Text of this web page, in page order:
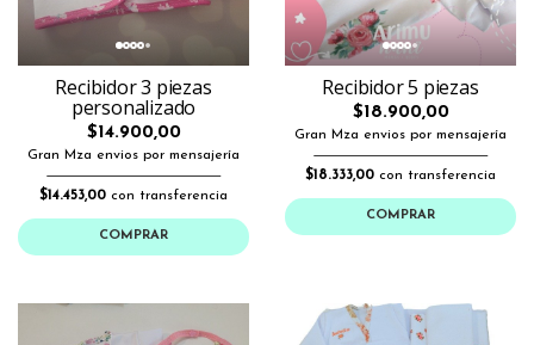
Recibidor 3 piezas
personalizado
$14.900,00
Gran Mza envios por mensajería
$14.453,00 con transferencia
COMPRAR
Recibidor 5 piezas
$18.900,00
Gran Mza envios por mensajería
$18.333,00 con transferencia
COMPRAR